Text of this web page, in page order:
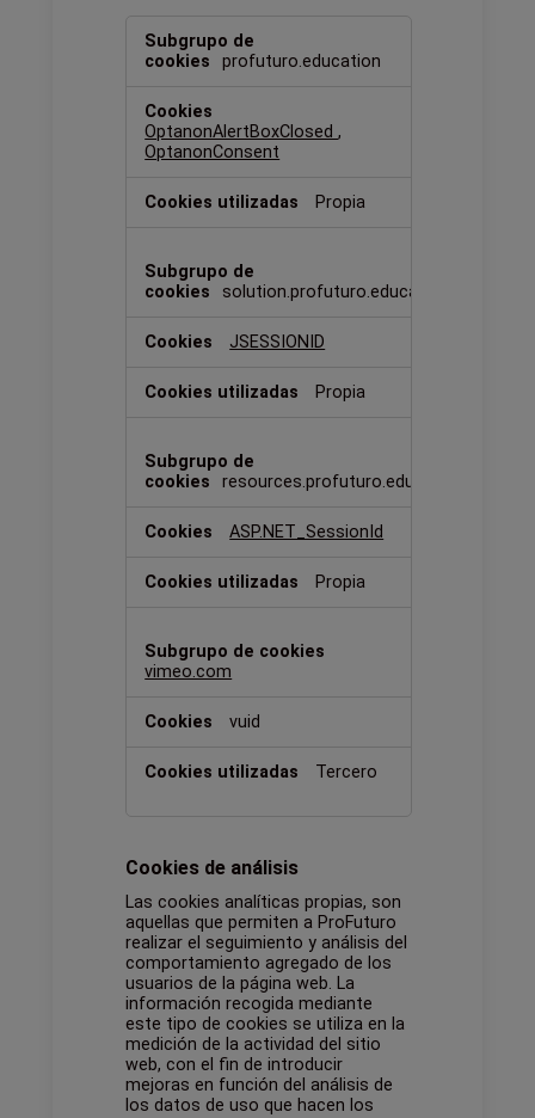
técnicas
profuturo.education
OptanonAlertBoxClosed,
OptanonConsent
Propia
solution.profuturo.education
JSESSIONID
Propia
resources.profuturo.education
ASP.NET_SessionId
Propia
vimeo.com
vuid
Tercero
Cookies de análisis
Las cookies analíticas propias, son
aquellas que permiten a ProFuturo
realizar el seguimiento y análisis del
comportamiento agregado de los
usuarios de la página web. La
información recogida mediante
este tipo de cookies se utiliza en la
medición de la actividad del sitio
web, con el fin de introducir
mejoras en función del análisis de
los datos de uso que hacen los